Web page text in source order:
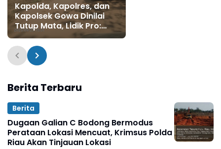
Kapolda, Kapolres, dan
Kapolsek Gowa Dinilai
Tutup Mata, Lidik Pro:
Pemilik Tambang Ilegal
Diduga Kebal Hukum!
Berita Terbaru
Berita
Dugaan Galian C Bodong Bermodus
Perataan Lokasi Mencuat, Krimsus Polda
Riau Akan Tinjauan Lokasi